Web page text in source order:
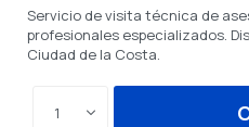
Servicio de visita técnica de
profesionales especializados.
Ciudad de la Costa.
1